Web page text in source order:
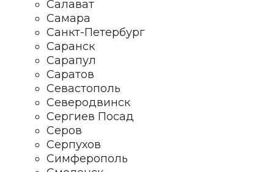
Салават
Самара
Санкт-Петербург
Саранск
Сарапул
Саратов
Севастополь
Северодвинск
Сергиев Посад
Серов
Серпухов
Симферополь